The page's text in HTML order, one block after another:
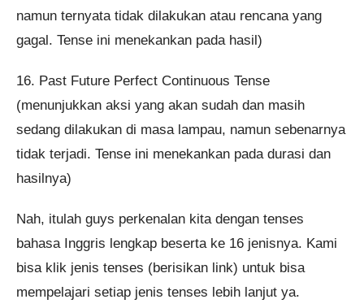
namun ternyata tidak dilakukan atau rencana yang
gagal. Tense ini menekankan pada hasil)
16. Past Future Perfect Continuous Tense
(menunjukkan aksi yang akan sudah dan masih
sedang dilakukan di masa lampau, namun sebenarnya
tidak terjadi. Tense ini menekankan pada durasi dan
hasilnya)
Nah, itulah guys perkenalan kita dengan tenses
bahasa Inggris lengkap beserta ke 16 jenisnya. Kami
bisa klik jenis tenses (berisikan link) untuk bisa
mempelajari setiap jenis tenses lebih lanjut ya.